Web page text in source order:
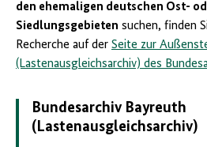
den ehemaligen deutschen Ost-
Siedlungsgebieten suchen, finden
Recherche auf der Seite zur
(Lastenausgleichsarchiv) des
Bundesarchiv Bayreuth
(Lastenausgleichsarchiv)